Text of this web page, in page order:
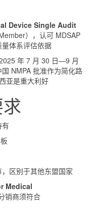
Device Single Audit
），认可 MDSAP
体系评估依据
年 7 月 30 日—9 月
NMPA 批准作为简化路
亚是重大利好
有
区别于其他东盟国家
Medical
销商须符合